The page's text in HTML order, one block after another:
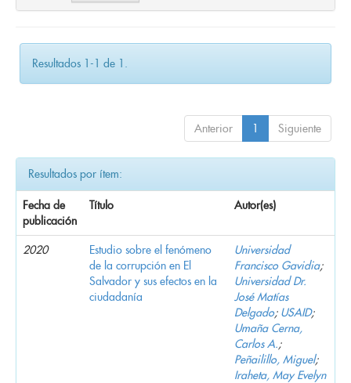
Resultados 1-1 de 1.
Anterior 1 Siguiente
Resultados por ítem:
Fecha de
publicación
Título Autor(es)
2020
Estudio sobre el fenómeno
de la corrupción en El
Salvador y sus efectos en la
ciudadanía
Universidad
Francisco Gavidia;
Universidad Dr.
José Matías
Delgado; USAID;
Umaña Cerna,
Carlos A.;
Peñailillo, Miguel;
Iraheta, May Evelyn